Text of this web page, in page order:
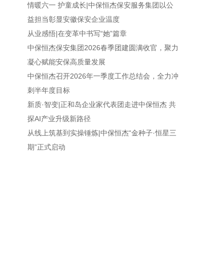
情暖六一 护童成长|中保恒杰保安服务集团以公
益担当彰显安徽保安企业温度
从业感悟|在变革中书写“她”篇章
中保恒杰保安集团2026春季团建圆满收官，聚力
凝心赋能安保高质量发展
中保恒杰召开2026年一季度工作总结会，全力冲
刺半年度目标
新质·智变|正和岛企业家代表团走进中保恒杰 共
探AI产业升级新路径
从线上筑基到实操锤炼|中保恒杰“金种子·恒星三
期”正式启动